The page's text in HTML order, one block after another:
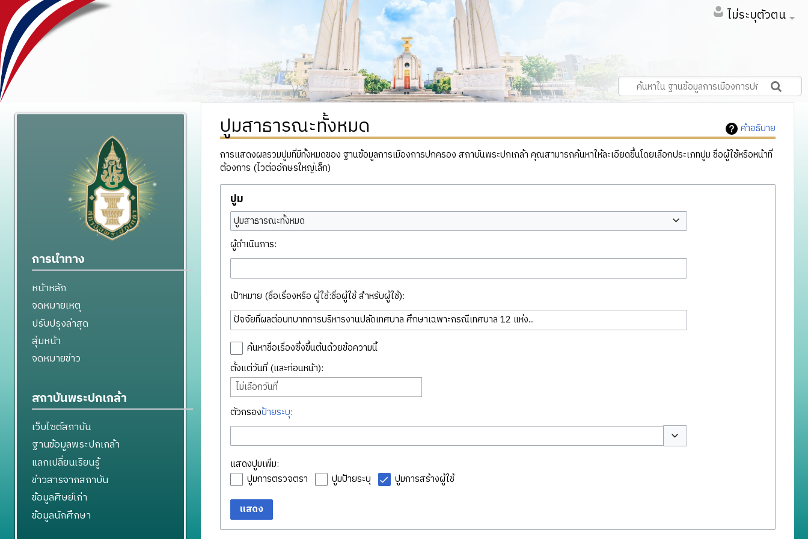
ไม่ระบุตัวตน
คำอธิบาย
ปูมสาธารณะทั้งหมด
การแสดงผลรวมปูมที่มีทั้งหมดของ ฐานข้อมูลการเมืองการปกครอง สถาบันพระปกเกล้า คุณสามารถค้นหาให้ละเอียดขึ้นโดยเลือกประเภทปูม ชื่อผู้ใช้หรือหน้าที่
ต้องการ (ไวต่ออักษรใหญ่เล็ก)
ปูม
ปูมสาธารณะทั้งหมด
ผู้ดำเนินการ:
เป้าหมาย (ชื่อเรื่องหรือ ผู้ใช้:ชื่อผู้ใช้ สำหรับผู้ใช้):
ค้นหาชื่อเรื่องซึ่งขึ้นต้นด้วยข้อความนี้
ตั้งแต่วันที่ (และก่อนหน้า):
ไม่เลือกวันที่
ตัวกรองป้ายระบุ:
สลับตัวเลือก
แสดงปูมเพิ่ม:
ปูมการตรวจตรา
ปูมป้ายระบุ ปูมการสร้างผู้ใช้
แสดง
การนำทาง
หน้าหลัก
จดหมายเหตุ
ปรับปรุงล่าสุด
สุ่มหน้า
จดหมายข่าว
สถาบันพระปกเกล้า
เว็บไซต์สถาบัน
ฐานข้อมูลพระปกเกล้า
แลกเปลี่ยนเรียนรู้
ข่าวสารจากสถาบัน
ข้อมูลศิษย์เก่า
ข้อมูลนักศึกษา